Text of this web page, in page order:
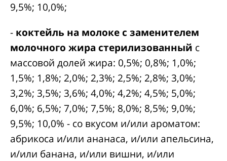
9,5%; 10,0%;
- коктейль на молоке с заменителем
молочного жира стерилизованный с
массовой долей жира: 0,5%; 0,8%; 1,0%;
1,5%; 1,8%; 2,0%; 2,3%; 2,5%; 2,8%; 3,0%;
3,2%; 3,5%; 3,6%; 4,0%; 4,2%; 4,5%; 5,0%;
6,0%; 6,5%; 7,0%; 7,5%; 8,0%; 8,5%; 9,0%;
9,5%; 10,0% - со вкусом и/или ароматом:
абрикоса и/или ананаса, и/или апельсина,
и/или банана, и/или вишни, и/или